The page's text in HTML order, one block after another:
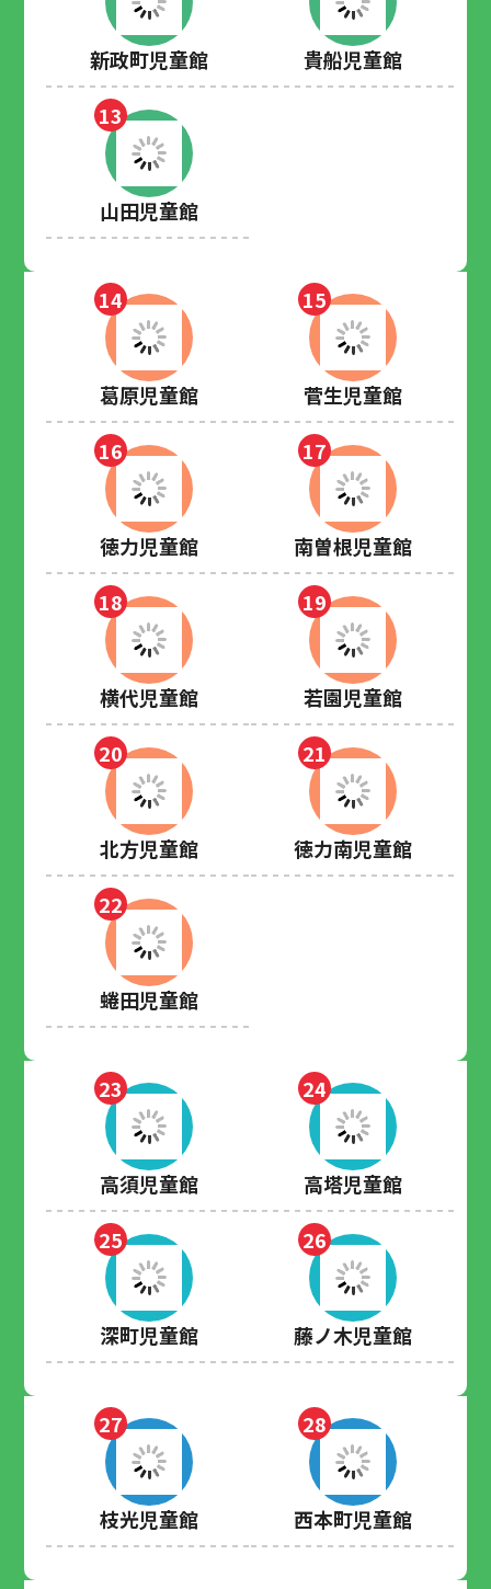
新政町児童館
貴船児童館
13
山田児童館
14
葛原児童館
15
菅生児童館
16
徳力児童館
17
南曽根児童館
18
横代児童館
19
若園児童館
20
北方児童館
21
徳力南児童館
22
蜷田児童館
23
高須児童館
24
高塔児童館
25
深町児童館
26
藤ノ木児童館
27
枝光児童館
28
西本町児童館